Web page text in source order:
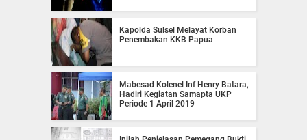
Kapolda Sulsel Melayat Korban
Penembakan KKB Papua
Mabesad Kolenel Inf Henry Batara,
Hadiri Kegiatan Samapta UKP
Periode 1 April 2019